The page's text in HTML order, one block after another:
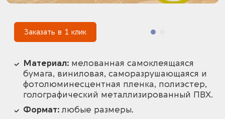
Заказать в 1 клик
Материал: мелованная самоклеящаяся
бумага, виниловая, саморазрушающаяся и
фотолюминесцентная пленка, полиэстер,
голографический металлизированный ПВХ.
Формат: любые размеры.